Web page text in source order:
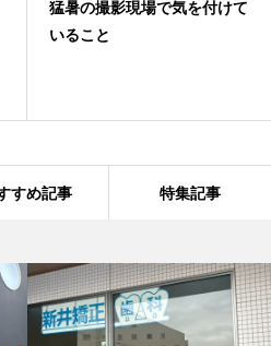
猛暑の撮影現場で気を付けて
いること
すめ記事 特集記事